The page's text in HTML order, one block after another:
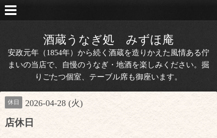
酒蔵うなぎ処 みずほ庵
安政元年（1854年）から続く酒蔵を造りかえた風情ある佇
まいの当店で、自慢のうなぎ・地酒を楽しみください。掘
りごたつ個室、テーブル席も御座います。
休日 2026-04-28 (火)
店休日